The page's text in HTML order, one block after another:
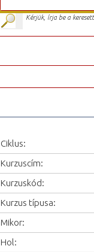
Kérjük, írja be a
Ciklus:
Kurzuscím:
Kurzuskód:
Kurzus típusa:
Mikor:
Hol: